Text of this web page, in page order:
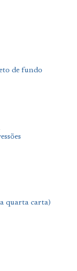
de fundo
quarta carta)